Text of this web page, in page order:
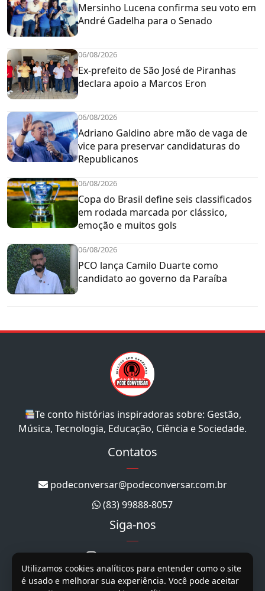
Mersinho Lucena confirma seu voto em
André Gadelha para o Senado
06/08/2026
Ex-prefeito de São José de Piranhas
declara apoio a Marcos Eron
06/08/2026
Adriano Galdino abre mão de vaga de
vice para preservar candidaturas do
Republicanos
06/08/2026
Copa do Brasil define seis classificados
em rodada marcada por clássico,
emoção e muitos gols
06/08/2026
PCO lança Camilo Duarte como
candidato ao governo da Paraíba
Te conto histórias inspiradoras sobre: Gestão,
Música, Tecnologia, Educação, Ciência e Sociedade.
Contatos
podeconversar@podeconversar.com.br
(83) 99888-8057
Siga-nos
@podeconversar
Utilizamos cookies analíticos para entender como o site
é usado e melhorar sua experiência. Você pode aceitar